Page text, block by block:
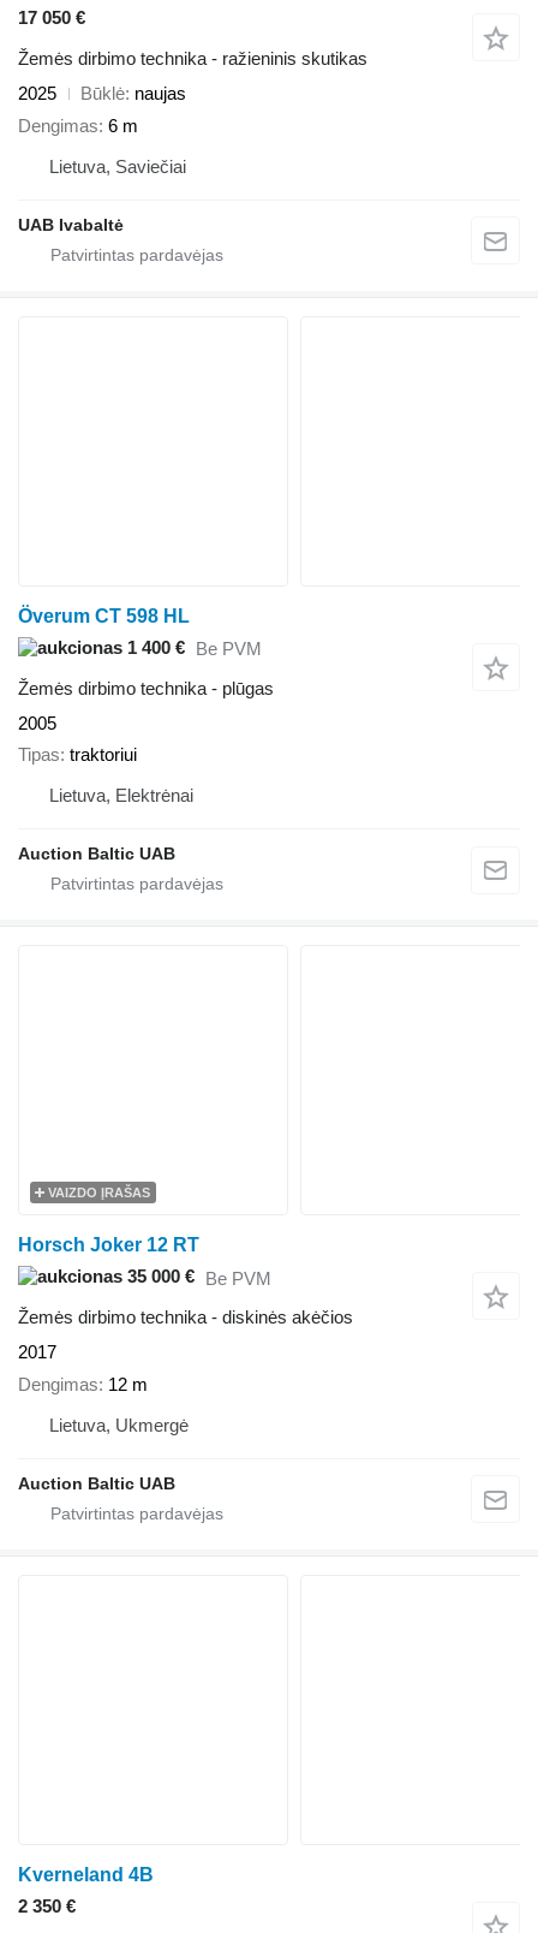
17 050 €
Žemės dirbimo technika - ražieninis skutikas
2025
Būklė naujas
Dengimas 6 m
Lietuva, Saviečiai
UAB Ivabaltė
Överum CT 598 HL
1 400 € Be PVM
Žemės dirbimo technika - plūgas
2005
Tipas traktoriui
Lietuva, Elektrėnai
Auction Baltic UAB
VAIZDO ĮRAŠAS
Horsch Joker 12 RT
35 000 € Be PVM
Žemės dirbimo technika - diskinės akėčios
2017
Dengimas 12 m
Lietuva, Ukmergė
Auction Baltic UAB
Kverneland 4B
2 350 €